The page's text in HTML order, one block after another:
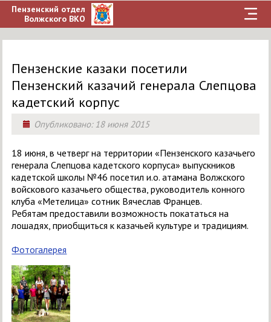
Пензенский отдел
Волжского ВКО
Пензенские казаки посетили
Пензенский казачий генерала Слепцова
кадетский корпус
Опубликовано: 18 июня 2015
18 июня, в четверг на территории «Пензенского казачьего
генерала Слепцова кадетского корпуса» выпускников
кадетской школы №46 посетил и.о. атамана Волжского
войскового казачьего общества, руководитель конного
клуба «Метелица» сотник Вячеслав Францев.
Ребятам предоставили возможность покататься на
лошадях, приобщиться к казачьей культуре и традициям.
Фотогалерея